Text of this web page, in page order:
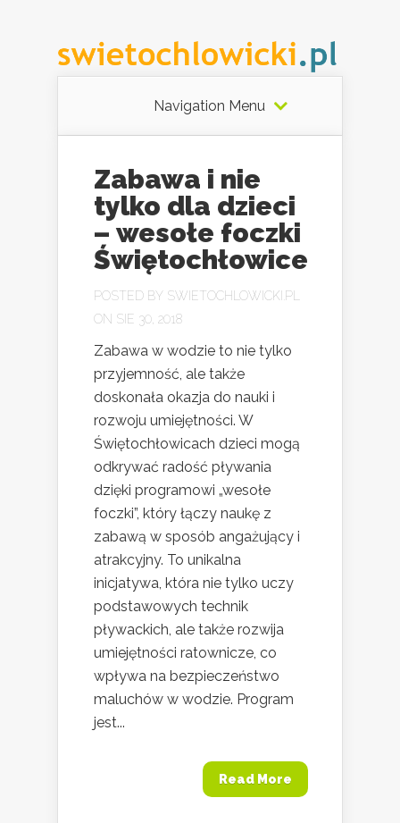
Navigation Menu
Zabawa i nie
tylko dla dzieci
– wesołe foczki
Świętochłowice
POSTED BY SWIETOCHLOWICKI.PL
ON SIE 30, 2018
Zabawa w wodzie to nie tylko
przyjemność, ale także
doskonała okazja do nauki i
rozwoju umiejętności. W
Świętochłowicach dzieci mogą
odkrywać radość pływania
dzięki programowi „wesołe
foczki”, który łączy naukę z
zabawą w sposób angażujący i
atrakcyjny. To unikalna
inicjatywa, która nie tylko uczy
podstawowych technik
pływackich, ale także rozwija
umiejętności ratownicze, co
wpływa na bezpieczeństwo
maluchów w wodzie. Program
jest...
Read More